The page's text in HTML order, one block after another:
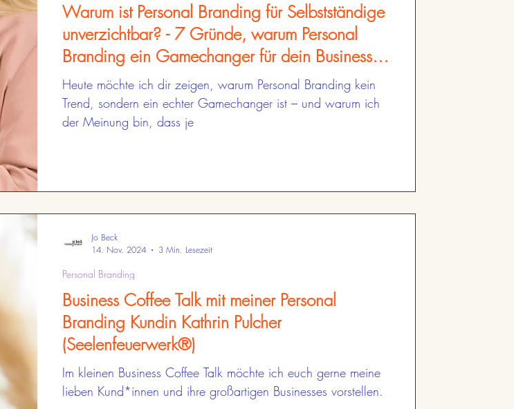
Warum ist Personal Branding für Selbstständige
unverzichtbar? - 7 Gründe, warum Personal
Branding ein Gamechanger für dein Business
sein kann
Heute möchte ich dir zeigen, warum Personal Branding kein
Trend, sondern ein echter Gamechanger ist – und warum ich
der Meinung bin, dass je
Business Coffee Talk mit meiner Personal
Branding Kundin Kathrin Pulcher
(Seelenfeuerwerk®)
Im kleinen Business Coffee Talk möchte ich euch gerne meine
lieben Kund*innen und ihre großartigen Businesses vorstellen.
Personal Branding
Jo Beck
14. Nov. 2024
3 Min. Lesezeit